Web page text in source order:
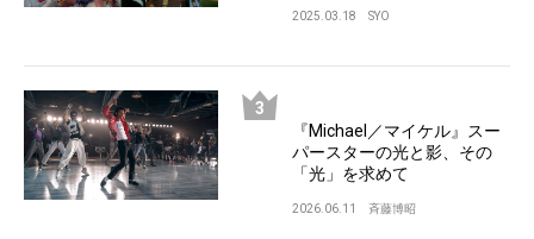
2025.03.18 SYO
『Michael／マイケル』スー
パースターの光と影、その
「光」を求めて
2026.06.11 斉藤博昭